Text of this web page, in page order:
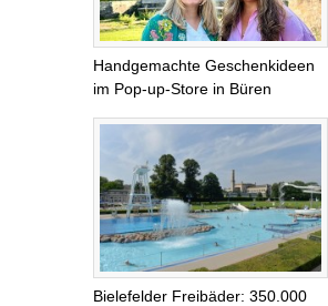
Handgemachte Geschenkideen
im Pop-up-Store in Büren
Bielefelder Freibäder: 350.000